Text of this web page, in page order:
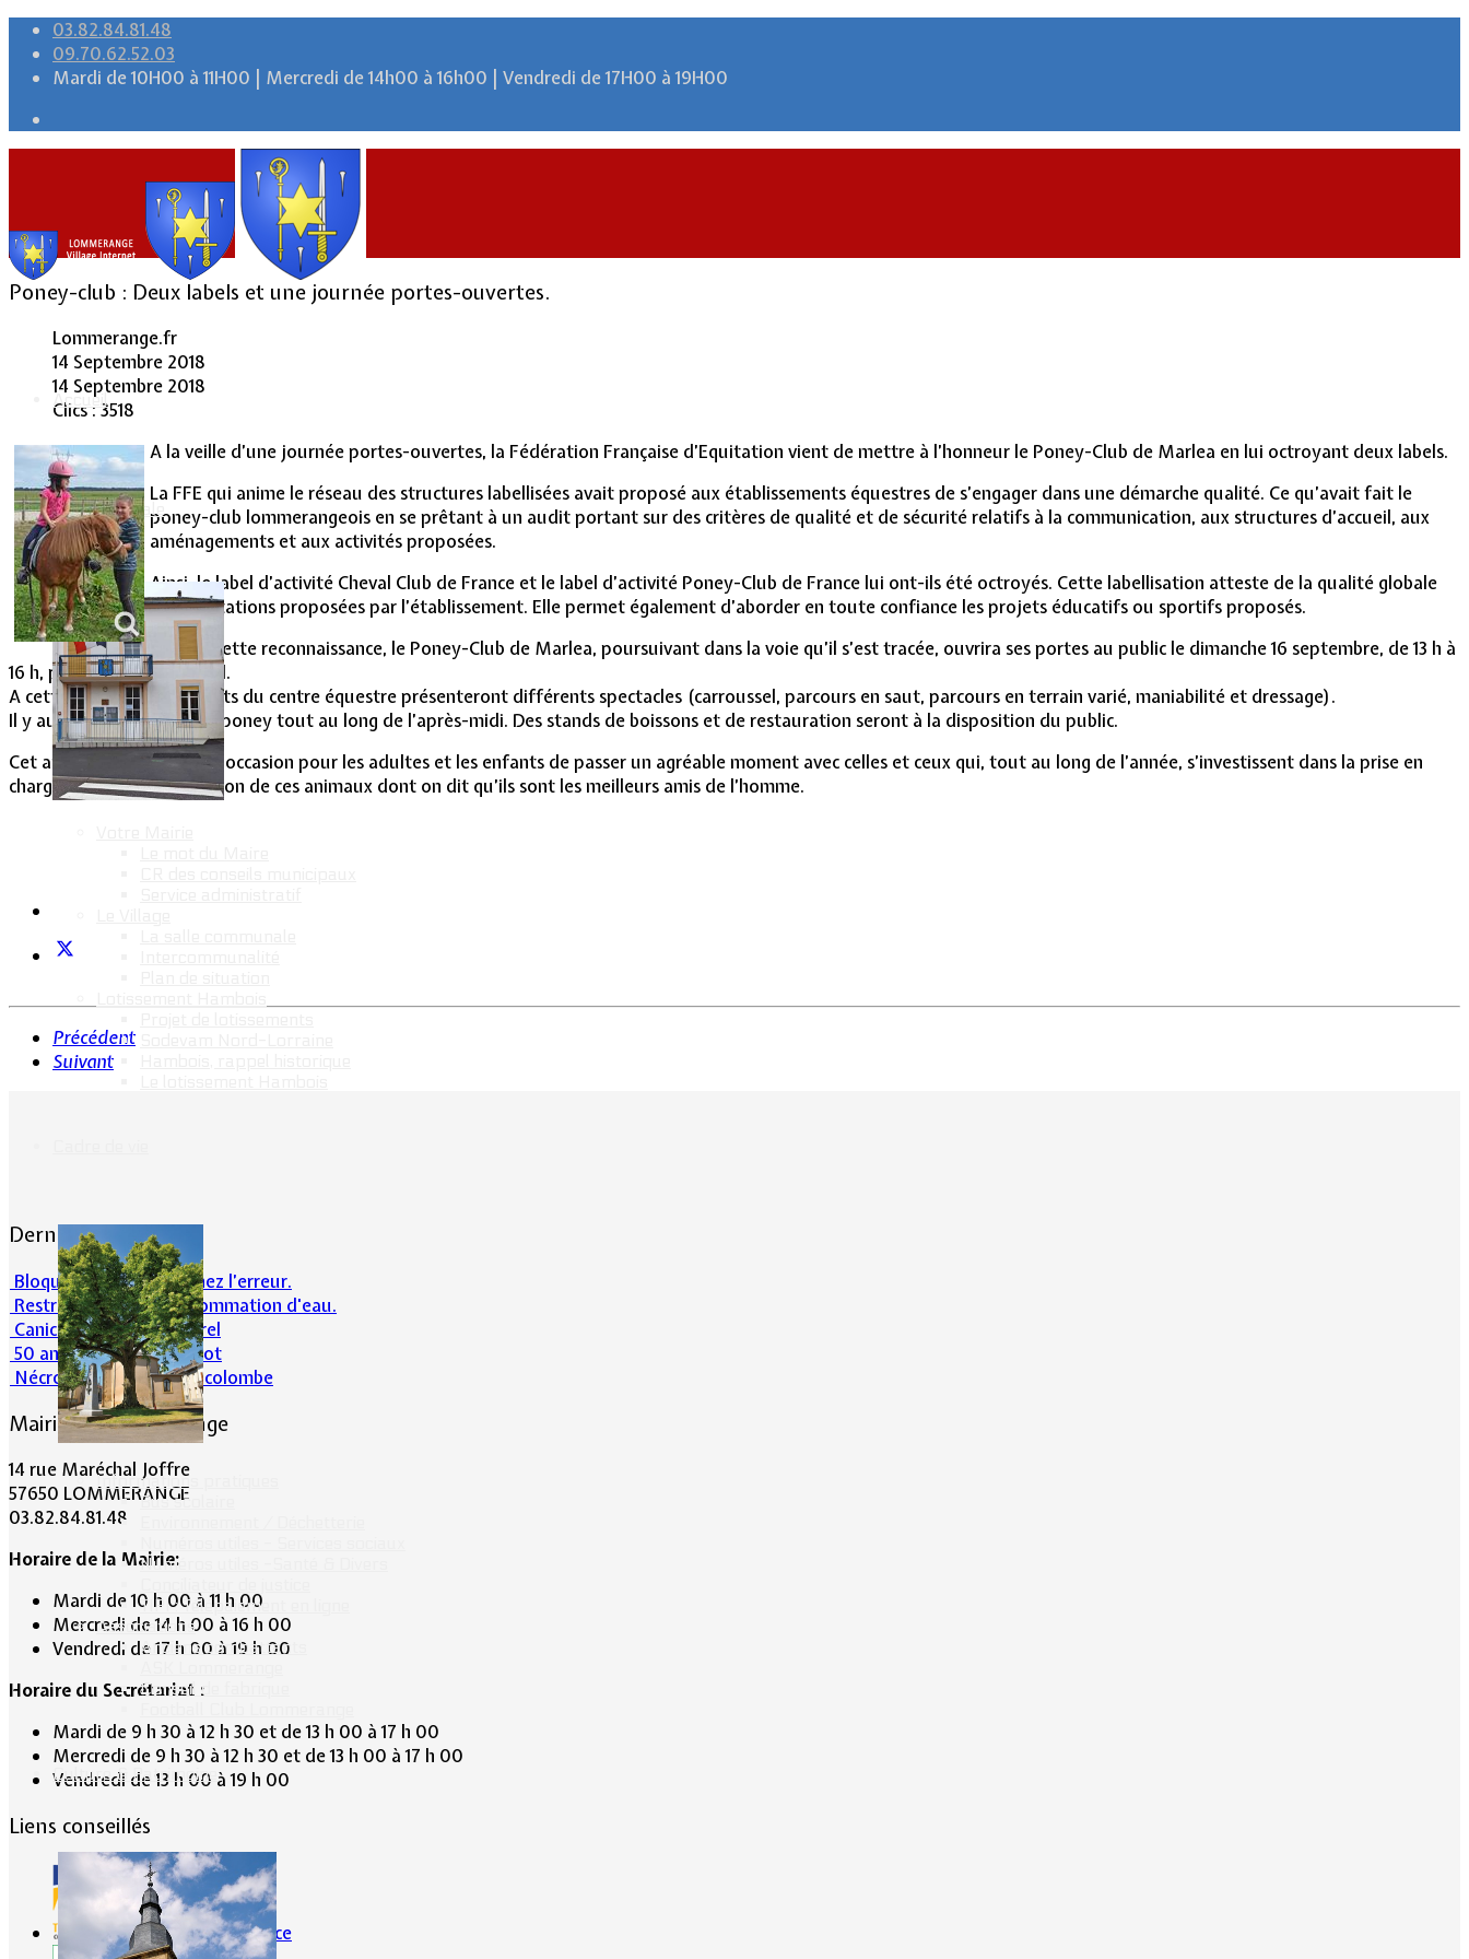
03.82.84.81.48
09.70.62.52.03
Mardi de 10H00 à 11H00 | Mercredi de 14h00 à 16h00 | Vendredi de 17H00 à 19H00
Accueil
Vie Municipale
Informations pratiques
Bus scolaire
Numéros utiles -Santé & Divers
TIPI : Télépaiement en ligne
Associations
Anciens combattants
Conseil de fabrique
Culture & Patrimoine
Poney-club : Deux labels et une journée portes-ouvertes.
Lommerange.fr
14 Septembre 2018
14 Septembre 2018
Clics : 3518
A la veille d’une journée portes-ouvertes, la Fédération Française d’Equitation vient de mettre à l’honneur le Poney-Club de Marlea en lui octroyant deux labels.
La FFE qui anime le réseau des structures labellisées avait proposé aux établissements équestres de s’engager dans une démarche qualité. Ce qu’avait fait le
poney-club lommerangeois en se prêtant à un audit portant sur des critères de qualité et de sécurité relatifs à la communication, aux structures d’accueil, aux
aménagements et aux activités proposées.
Ainsi, le label d’activité Cheval Club de France et le label d’activité Poney-Club de France lui ont-ils été octroyés. Cette labellisation atteste de la qualité globale
des prestations proposées par l’établissement. Elle permet également d’aborder en toute confiance les projets éducatifs ou sportifs proposés.
Fort de cette reconnaissance, le Poney-Club de Marlea, poursuivant dans la voie qu’il s’est tracée, ouvrira ses portes au public le dimanche 16 septembre, de 13 h à
16 h, pour la fête du cheval.
A cette occasion, les enfants du centre équestre présenteront différents spectacles (carroussel, parcours en saut, parcours en terrain varié, maniabilité et dressage).
Il y aura des baptêmes de poney tout au long de l’après-midi. Des stands de boissons et de restauration seront à la disposition du public.
Cet après-midi sera aussi l’occasion pour les adultes et les enfants de passer un agréable moment avec celles et ceux qui, tout au long de l’année, s’investissent dans la prise en
charge et dans la valorisation de ces animaux dont on dit qu’ils sont les meilleurs amis de l’homme.
Précédent
Suivant
Dernières actualités
Bloqué en forêt. Cherchez l’erreur.
Restrictions sur la consommation d'eau.
Canicule et milieu naturel
50 ans d’histoires de foot
Nécrologie : Norbert Lacolombe
Mairie de Lommerange
14 rue Maréchal Joffre
57650 LOMMERANGE
03.82.84.81.48
Horaire de la Mairie:
Mardi de 10 h 00 à 11 h 00
Mercredi de 14 h 00 à 16 h 00
Vendredi de 17 h 00 à 19 h 00
Horaire du Secrétariat :
Mardi de 9 h 30 à 12 h 30 et de 13 h 00 à 17 h 00
Mercredi de 9 h 30 à 12 h 30 et de 13 h 00 à 17 h 00
Vendredi de 13 h 00 à 19 h 00
Liens conseillés
Portes de France